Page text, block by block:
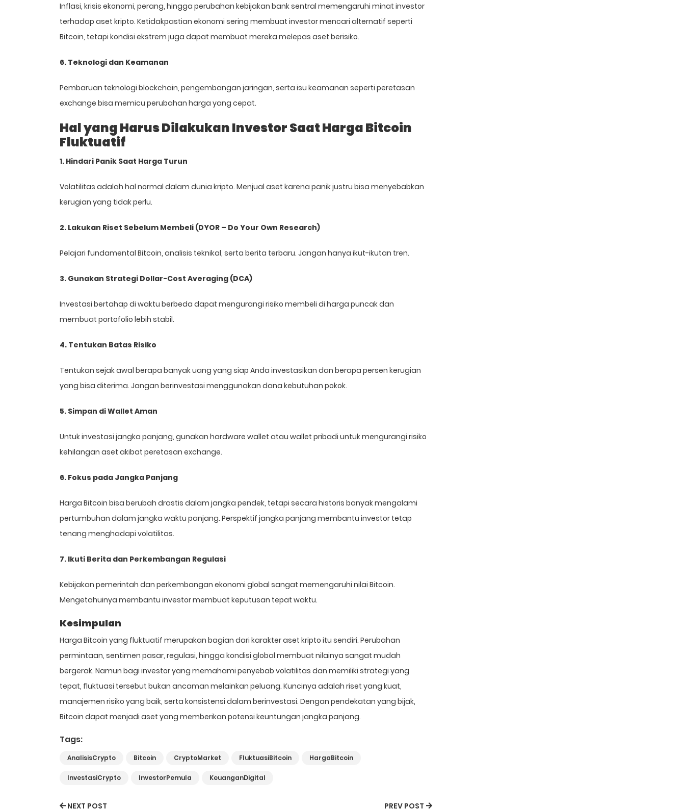
Inflasi, krisis ekonomi, perang, hingga perubahan kebijakan bank sentral memengaruhi minat investor
terhadap aset kripto. Ketidakpastian ekonomi sering membuat investor mencari alternatif seperti
Bitcoin, tetapi kondisi ekstrem juga dapat membuat mereka melepas aset berisiko.
6. Teknologi dan Keamanan
Pembaruan teknologi blockchain, pengembangan jaringan, serta isu keamanan seperti peretasan
exchange bisa memicu perubahan harga yang cepat.
Hal yang Harus Dilakukan Investor Saat Harga Bitcoin
Fluktuatif
1. Hindari Panik Saat Harga Turun
Volatilitas adalah hal normal dalam dunia kripto. Menjual aset karena panik justru bisa menyebabkan
kerugian yang tidak perlu.
2. Lakukan Riset Sebelum Membeli (DYOR – Do Your Own Research)
Pelajari fundamental Bitcoin, analisis teknikal, serta berita terbaru. Jangan hanya ikut-ikutan tren.
3. Gunakan Strategi Dollar-Cost Averaging (DCA)
Investasi bertahap di waktu berbeda dapat mengurangi risiko membeli di harga puncak dan
membuat portofolio lebih stabil.
4. Tentukan Batas Risiko
Tentukan sejak awal berapa banyak uang yang siap Anda investasikan dan berapa persen kerugian
yang bisa diterima. Jangan berinvestasi menggunakan dana kebutuhan pokok.
5. Simpan di Wallet Aman
Untuk investasi jangka panjang, gunakan hardware wallet atau wallet pribadi untuk mengurangi risiko
kehilangan aset akibat peretasan exchange.
6. Fokus pada Jangka Panjang
Harga Bitcoin bisa berubah drastis dalam jangka pendek, tetapi secara historis banyak mengalami
pertumbuhan dalam jangka waktu panjang. Perspektif jangka panjang membantu investor tetap
tenang menghadapi volatilitas.
7. Ikuti Berita dan Perkembangan Regulasi
Kebijakan pemerintah dan perkembangan ekonomi global sangat memengaruhi nilai Bitcoin.
Mengetahuinya membantu investor membuat keputusan tepat waktu.
Kesimpulan
Harga Bitcoin yang fluktuatif merupakan bagian dari karakter aset kripto itu sendiri. Perubahan
permintaan, sentimen pasar, regulasi, hingga kondisi global membuat nilainya sangat mudah
bergerak. Namun bagi investor yang memahami penyebab volatilitas dan memiliki strategi yang
tepat, fluktuasi tersebut bukan ancaman melainkan peluang. Kuncinya adalah riset yang kuat,
manajemen risiko yang baik, serta konsistensi dalam berinvestasi. Dengan pendekatan yang bijak,
Bitcoin dapat menjadi aset yang memberikan potensi keuntungan jangka panjang.
Tags:
AnalisisCrypto Bitcoin CryptoMarket FluktuasiBitcoin HargaBitcoin
InvestasiCrypto InvestorPemula KeuanganDigital
NEXT POST PREV POST